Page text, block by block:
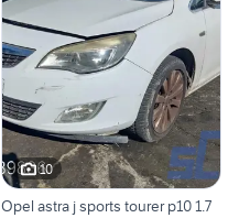
10
Opel astra j sports tourer p10 1.7